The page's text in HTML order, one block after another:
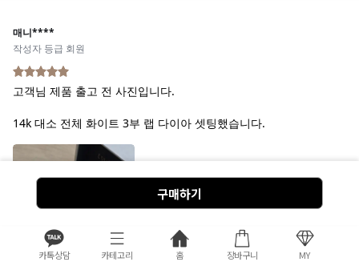
카톡상담 카테고리 홈 장바구니 MY
구매하기